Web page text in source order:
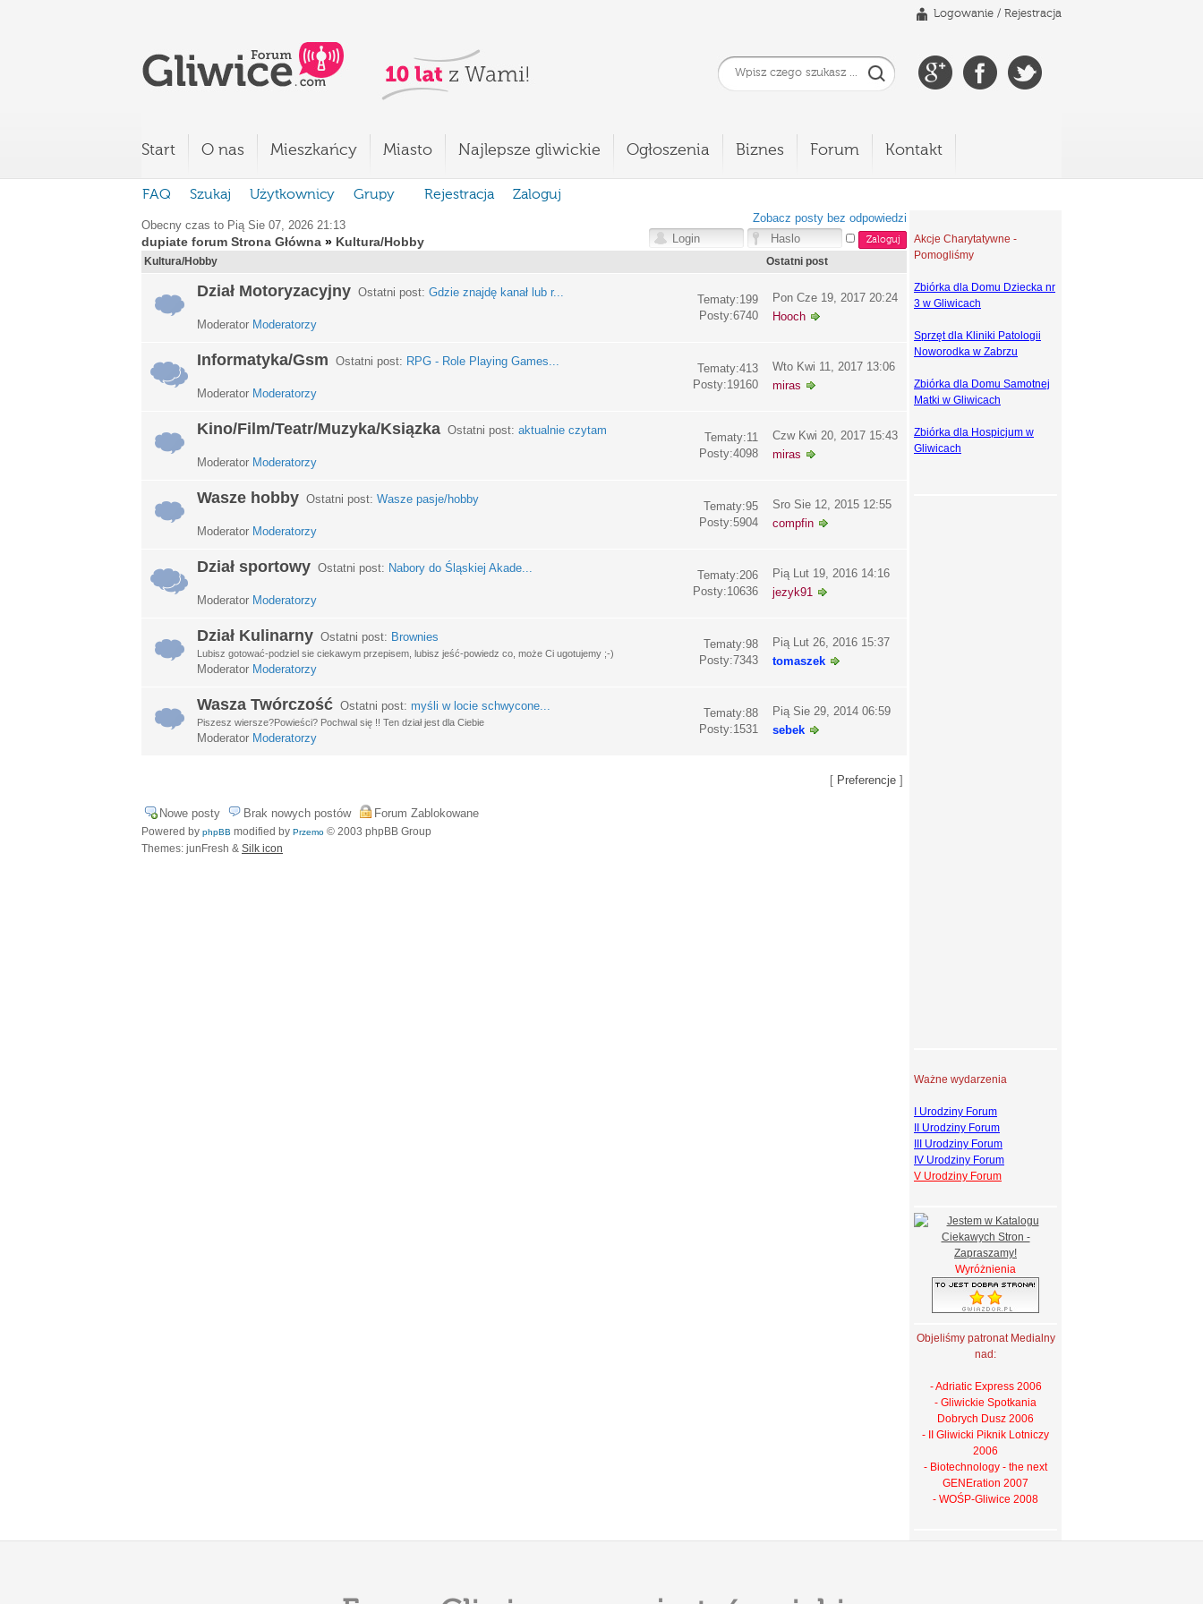
Logowanie / Rejestracja
Start O nas Mieszkańcy Miasto Najlepsze gliwickie Ogłoszenia Biznes Forum Kontakt
FAQ Szukaj Użytkownicy Grupy Rejestracja Zaloguj
Obecny czas to Pią Sie 07, 2026 21:13
dupiate forum Strona Główna » Kultura/Hobby
Zobacz posty bez odpowiedzi
Kultura/Hobby Ostatni post
Dział Motoryzacyjny Ostatni post: Gdzie znajdę kanał lub r...
Moderator Moderatorzy
Tematy:199
Posty:6740
Pon Cze 19, 2017 20:24
Hooch
Informatyka/Gsm Ostatni post: RPG - Role Playing Games...
Moderator Moderatorzy
Tematy:413
Posty:19160
Wto Kwi 11, 2017 13:06
miras
Kino/Film/Teatr/Muzyka/Ksiązka Ostatni post: aktualnie czytam
Moderator Moderatorzy
Tematy:11
Posty:4098
Czw Kwi 20, 2017 15:43
miras
Wasze hobby Ostatni post: Wasze pasje/hobby
Moderator Moderatorzy
Tematy:95
Posty:5904
Sro Sie 12, 2015 12:55
compfin
Dział sportowy Ostatni post: Nabory do Śląskiej Akade...
Moderator Moderatorzy
Tematy:206
Posty:10636
Pią Lut 19, 2016 14:16
jezyk91
Dział Kulinarny Ostatni post: Brownies
Lubisz gotować-podziel sie ciekawym przepisem, lubisz jeść-powiedz co, może Ci ugotujemy ;-)
Moderator Moderatorzy
Tematy:98
Posty:7343
Pią Lut 26, 2016 15:37
tomaszek
Wasza Twórczość Ostatni post: myśli w locie schwycone...
Piszesz wiersze?Powieści? Pochwal się !! Ten dział jest dla Ciebie
Moderator Moderatorzy
Tematy:88
Posty:1531
Pią Sie 29, 2014 06:59
sebek
[ Preferencje ]
Nowe posty Brak nowych postów Forum Zablokowane
Powered by phpBB modified by Przemo © 2003 phpBB Group
Themes: junFresh & Silk icon
Akcje Charytatywne -
Pomogliśmy
Zbiórka dla Domu Dziecka nr
3 w Gliwicach
Sprzęt dla Kliniki Patologii
Noworodka w Zabrzu
Zbiórka dla Domu Samotnej
Matki w Gliwicach
Zbiórka dla Hospicjum w
Gliwicach
Ważne wydarzenia
I Urodziny Forum
II Urodziny Forum
III Urodziny Forum
IV Urodziny Forum
V Urodziny Forum
Wyróżnienia
Objeliśmy patronat Medialny
nad:
- Adriatic Express 2006
- Gliwickie Spotkania
Dobrych Dusz 2006
- II Gliwicki Piknik Lotniczy
2006
- Biotechnology - the next
GENEration 2007
- WOŚP-Gliwice 2008